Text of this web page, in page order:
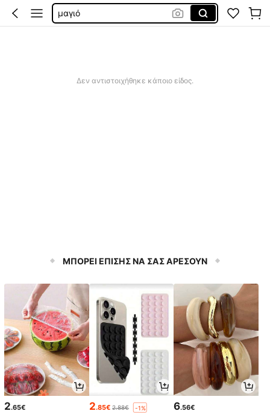
μαγιό
Δεν αντιστοιχήθηκε κάποιο είδος.
ΜΠΟΡΕΙ ΕΠΙΣΗΣ ΝΑ ΣΑΣ ΑΡΕΣΟΥΝ
2.65€ 2.85€ 2.88€ -1% 6.56€